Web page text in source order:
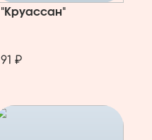
"Круассан"
91 ₽